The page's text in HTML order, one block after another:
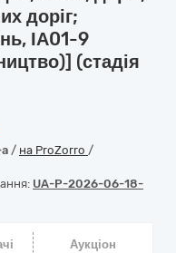
доріг;
ІА01-9
(стадія
/ на ProZorro /
UA-P-2026-06-18-
Аукціон